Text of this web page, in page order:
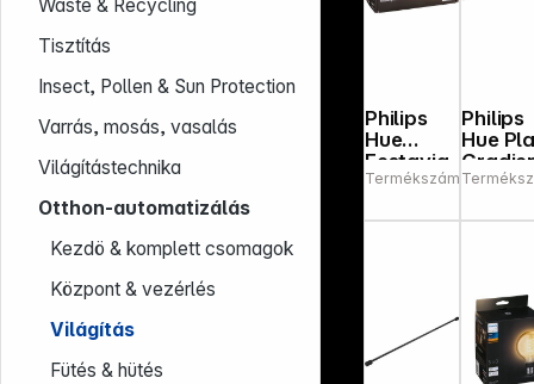
Waste & Recycling
Tisztítás
Insect, Pollen & Sun Protection
Varrás, mosás, vasalás
Világítástechnika
Otthon-automatizálás
Kezdö & komplett csomagok
Központ & vezérlés
Világítás
Fütés & hütés
Philips
Hue
Festavia
Fairy
20m
Termékszám:207715
Philips
Hue
Light
125cm